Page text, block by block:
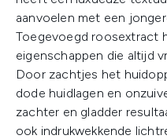
aanvoelen met een
Toegevoegd roosextract
eigenschappen die altijd
Door zachtjes het
dode huidlagen en
zachter en gladder
ook indrukwekkende